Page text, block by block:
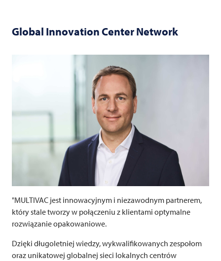
Global Innovation Center Network
"MULTIVAC jest innowacyjnym i niezawodnym partnerem,
który stale tworzy w połączeniu z klientami optymalne
rozwiązanie opakowaniowe.
Dzięki długoletniej wiedzy, wykwalifikowanych zespołom
oraz unikatowej globalnej sieci lokalnych centrów